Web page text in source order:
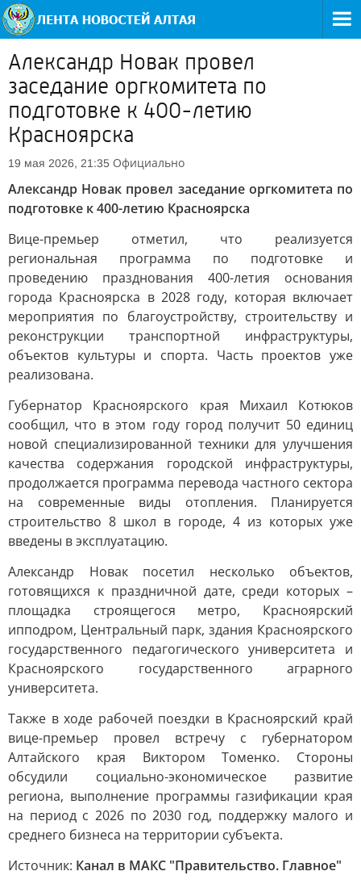
Александр Новак провел
заседание оргкомитета по
подготовке к 400-летию
Красноярска
19 мая 2026, 21:35 Официально
Александр Новак провел заседание оргкомитета по
подготовке к 400-летию Красноярска
Вице-премьер отметил, что реализуется
региональная программа по подготовке и
проведению празднования 400-летия основания
города Красноярска в 2028 году, которая включает
мероприятия по благоустройству, строительству и
реконструкции транспортной инфраструктуры,
объектов культуры и спорта. Часть проектов уже
реализована.
Губернатор Красноярского края Михаил Котюков
сообщил, что в этом году город получит 50 единиц
новой специализированной техники для улучшения
качества содержания городской инфраструктуры,
продолжается программа перевода частного сектора
на современные виды отопления. Планируется
строительство 8 школ в городе, 4 из которых уже
введены в эксплуатацию.
Александр Новак посетил несколько объектов,
готовящихся к праздничной дате, среди которых –
площадка строящегося метро, Красноярский
ипподром, Центральный парк, здания Красноярского
государственного педагогического университета и
Красноярского государственного аграрного
университета.
Также в ходе рабочей поездки в Красноярский край
вице-премьер провел встречу с губернатором
Алтайского края Виктором Томенко. Стороны
обсудили социально-экономическое развитие
региона, выполнение программы газификации края
на период с 2026 по 2030 год, поддержку малого и
среднего бизнеса на территории субъекта.
Источник: Канал в МАКС "Правительство. Главное"